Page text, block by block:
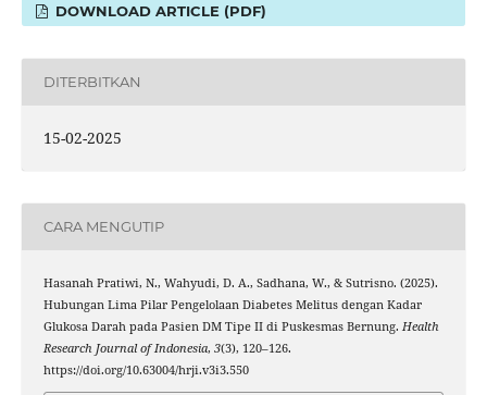
DOWNLOAD ARTICLE (PDF)
DITERBITKAN
15-02-2025
CARA MENGUTIP
Hasanah Pratiwi, N., Wahyudi, D. A., Sadhana, W., & Sutrisno. (2025).
Hubungan Lima Pilar Pengelolaan Diabetes Melitus dengan Kadar
Glukosa Darah pada Pasien DM Tipe II di Puskesmas Bernung. Health
Research Journal of Indonesia, 3(3), 120–126.
https://doi.org/10.63004/hrji.v3i3.550